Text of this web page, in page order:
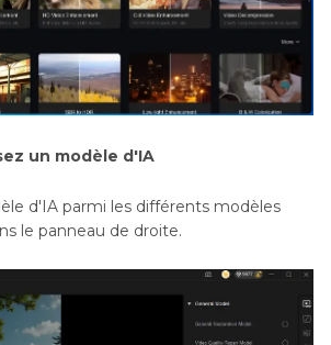
un modèle d'IA
d'IA parmi les différents modèles
le panneau de droite.